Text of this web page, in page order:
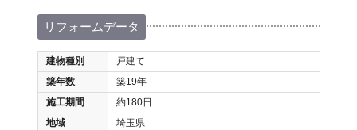
リフォームデータ
建物種別
戸建て
築年数
築19年
施工期間
約180日
地域
埼玉県